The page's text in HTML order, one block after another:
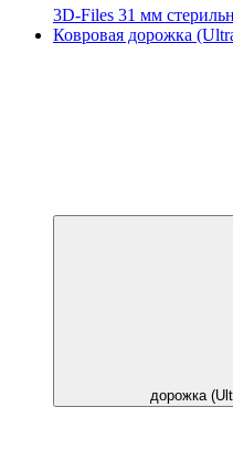
3D-Files 31 мм
Ковровая дорожка
дорожка